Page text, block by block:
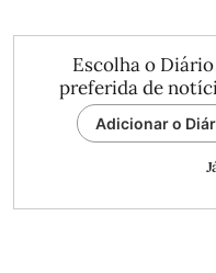
Escolha o
preferida de
Adicionar o